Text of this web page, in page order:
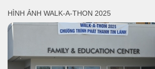
HÌNH ẢNH WALK-A-THON 2025